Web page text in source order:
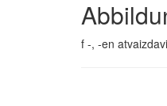
f -, -en